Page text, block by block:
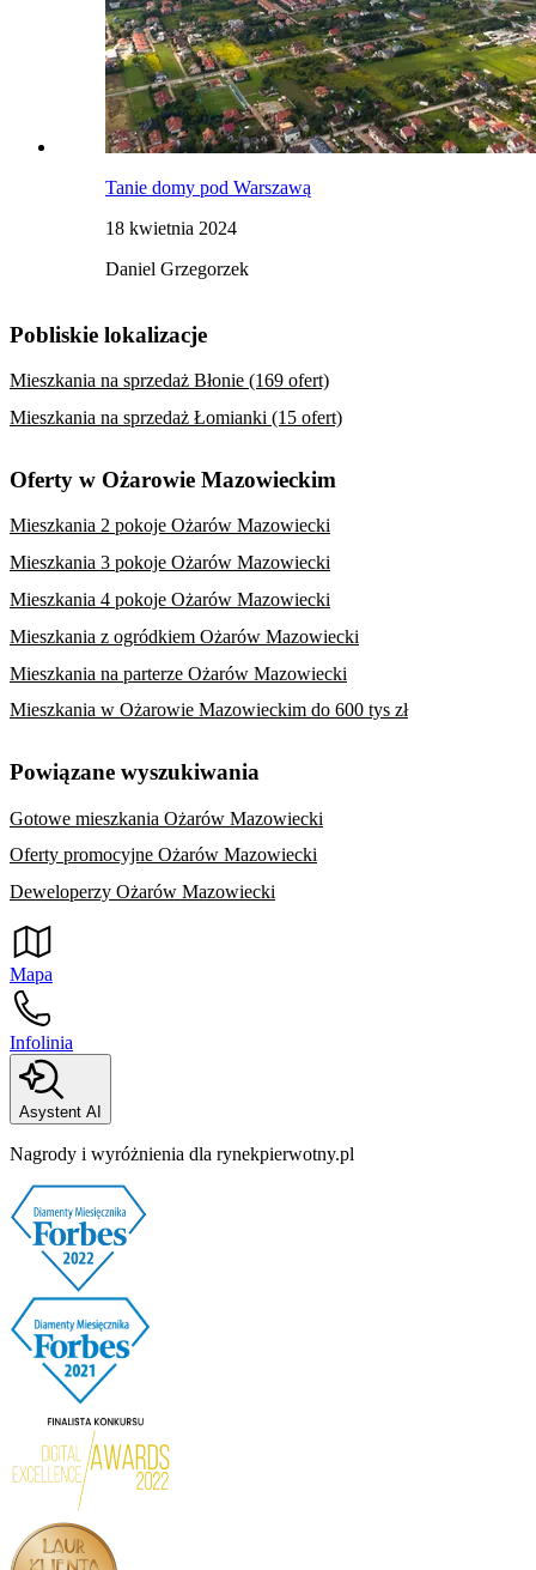
Tanie domy pod Warszawą
18 kwietnia 2024
Daniel Grzegorzek
Pobliskie lokalizacje
Mieszkania na sprzedaż Błonie (169 ofert)
Mieszkania na sprzedaż Łomianki (15 ofert)
Oferty w Ożarowie Mazowieckim
Mieszkania 2 pokoje Ożarów Mazowiecki
Mieszkania 3 pokoje Ożarów Mazowiecki
Mieszkania 4 pokoje Ożarów Mazowiecki
Mieszkania z ogródkiem Ożarów Mazowiecki
Mieszkania na parterze Ożarów Mazowiecki
Mieszkania w Ożarowie Mazowieckim do 600 tys zł
Powiązane wyszukiwania
Gotowe mieszkania Ożarów Mazowiecki
Oferty promocyjne Ożarów Mazowiecki
Deweloperzy Ożarów Mazowiecki
Mapa
Infolinia
Asystent AI
Nagrody i wyróżnienia dla rynekpierwotny.pl